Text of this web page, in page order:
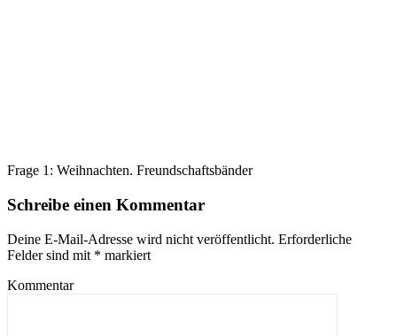
Frage 1: Weihnachten. Freundschaftsbänder
Schreibe einen Kommentar
Deine E-Mail-Adresse wird nicht veröffentlicht. Erforderliche
Felder sind mit * markiert
Kommentar